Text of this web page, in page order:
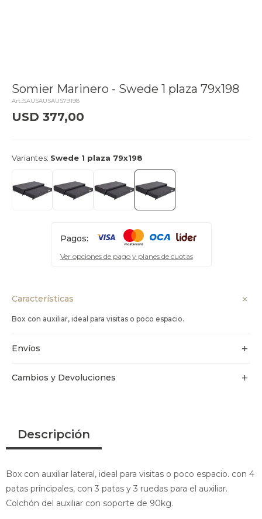
Somier Marinero - Swede 1 plaza 79x198
SAUSAUSAUS79198
USD 377,00
Variantes: Swede 1 plaza 79x198
Pagos:
Ver opciones de pago y planes de cuotas
Características
Box con auxiliar, ideal para visitas o poco espacio.
Envíos
Cambios y Devoluciones
Descripción
Box con auxiliar lateral, ideal para visitas o poco espacio. con 4
patas principales, con 3 patas y 3 ruedas para el auxiliar.
Colchón del auxiliar con soporte de 90kg.